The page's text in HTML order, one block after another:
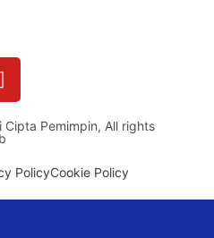
Pemimpin, All rights
PolicyCookie Policy